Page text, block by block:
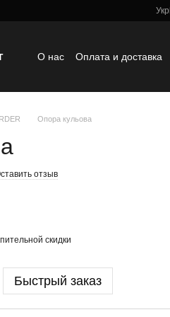
Укр
О нас Оплата и доставка
Опора кульова
отзыв
скидки
Быстрый заказ